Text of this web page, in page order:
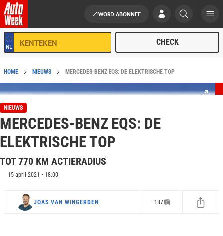
Ga naar de inhoud
WORD ABONNEE
HOME NIEUWS MERCEDES-BENZ EQS: DE ELEKTRISCHE TOP
NIEUWS
MERCEDES-BENZ EQS: DE
ELEKTRISCHE TOP
TOT 770 KM ACTIERADIUS
15 april 2021 • 18:00
JOAS VAN WINGERDEN 187